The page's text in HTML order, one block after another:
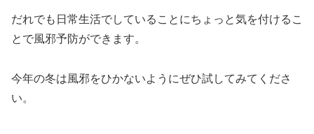
だれでも日常生活でしていることにちょっと気を付けるこ
とで風邪予防ができます。
今年の冬は風邪をひかないようにぜひ試してみてくださ
い。